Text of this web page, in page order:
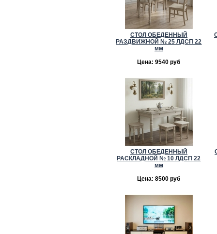
СТОЛ ОБЕДЕННЫЙ
РАЗДВИЖНОЙ № 25 ЛДСП 22
мм
Цена: 9540 руб
СТОЛ ОБЕДЕННЫЙ
РАСКЛАДНОЙ № 10 ЛДСП 22
мм
Цена: 8500 руб